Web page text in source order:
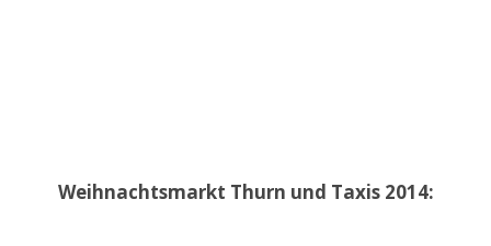
Weihnachtsmarkt Thurn und Taxis 2014: